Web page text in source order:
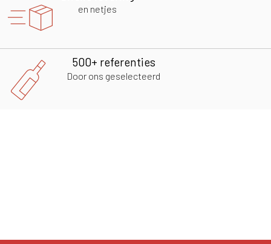
en netjes
500+ referenties
Door ons geselecteerd